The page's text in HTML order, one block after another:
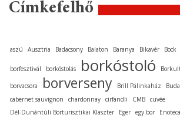
Címkefelhő
aszú Ausztria Badacsony Balaton Baranya Bikavér Bock
borfesztivál borkóstolás borkóstoló
borvacsora borverseny Brill Pálinkaház
cabernet sauvignon chardonnay cirfandli CMB cuvée
Dél-Dunántúli Borturisztikai Klaszter
Eger egy bor